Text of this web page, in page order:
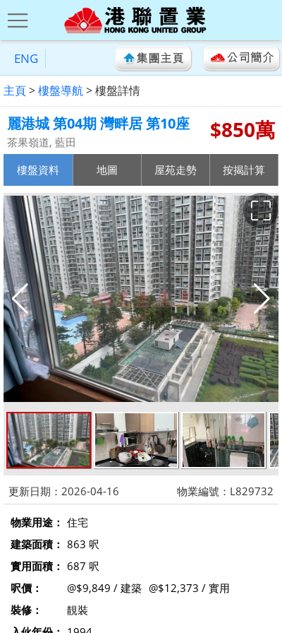
ENG
主頁>樓盤導航> 樓盤詳情
麗港城 第04期 灣畔居 第10座
茶果嶺道, 藍田 $850萬
樓盤資料 地圖 屋苑走勢 按揭計算
更新日期：2026-04-16 物業編號：L829732
物業用途： 住宅
建築面積： 863 呎
實用面積： 687 呎
呎價：
@$9,849 / 建築 @$12,373 / 實用
裝修：
靚裝